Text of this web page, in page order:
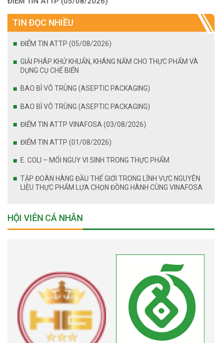
TIN ĐỌC NHIỀU
ĐIỂM TIN ATTP (05/08/2026)
GIẢI PHÁP KHỬ KHUẨN, KHÁNG NẤM CHO THỰC PHẨM VÀ
DỤNG CỤ CHẾ BIẾN
BAO BÌ VÔ TRÙNG (ASEPTIC PACKAGING)
BAO BÌ VÔ TRÙNG (ASEPTIC PACKAGING)
ĐIỂM TIN ATTP VINAFOSA (03/08/2026)
ĐIỂM TIN ATTP (01/08/2026)
E. COLI – MỐI NGUY VI SINH TRONG THỰC PHẨM
TẬP ĐOÀN HÀNG ĐẦU THẾ GIỚI TRONG LĨNH VỰC NGUYÊN
LIỆU THỰC PHẨM LỰA CHỌN ĐỒNG HÀNH CÙNG VINAFOSA
HỘI VIÊN CÁ NHÂN